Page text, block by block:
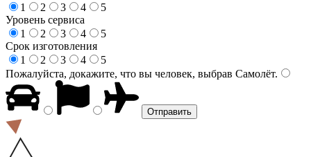
1
2 3 4
5
Уровень сервиса
1
2 3 4
5
Срок изготовления
1
2 3 4
5
Пожалуйста, докажите, что вы человек, выбрав Самолёт.